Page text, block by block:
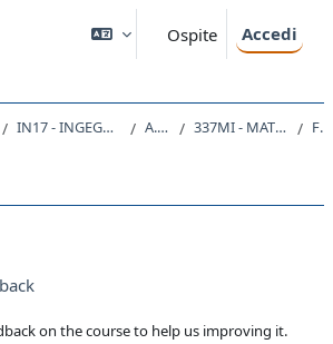
Ospite Accedi
IN17 - INGEGNERIA DI PROCESSO E DEI MATERIALI A.A. 2021 - 2022 337MI - MATERIALI CRITICI E STRATEGICI 2021 Feedback
on the course to help us improving it.